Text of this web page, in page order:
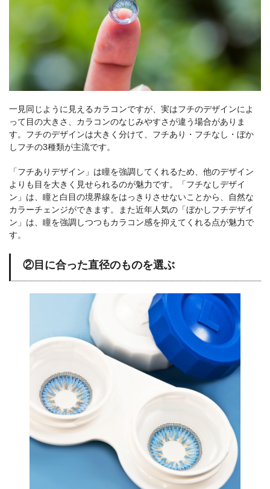
一見同じように見えるカラコンですが、実はフチのデザインによ
って目の大きさ、カラコンのなじみやすさが違う場合がありま
す。フチのデザインは大きく分けて、フチあり・フチなし・ぼか
しフチの3種類が主流です。
「フチありデザイン」は瞳を強調してくれるため、他のデザイン
よりも目を大きく見せられるのが魅力です。「フチなしデザイ
ン」は、瞳と白目の境界線をはっきりさせないことから、自然な
カラーチェンジができます。また近年人気の「ぼかしフチデザイ
ン」は、瞳を強調しつつもカラコン感を抑えてくれる点が魅力で
す。
②目に合った直径のものを選ぶ